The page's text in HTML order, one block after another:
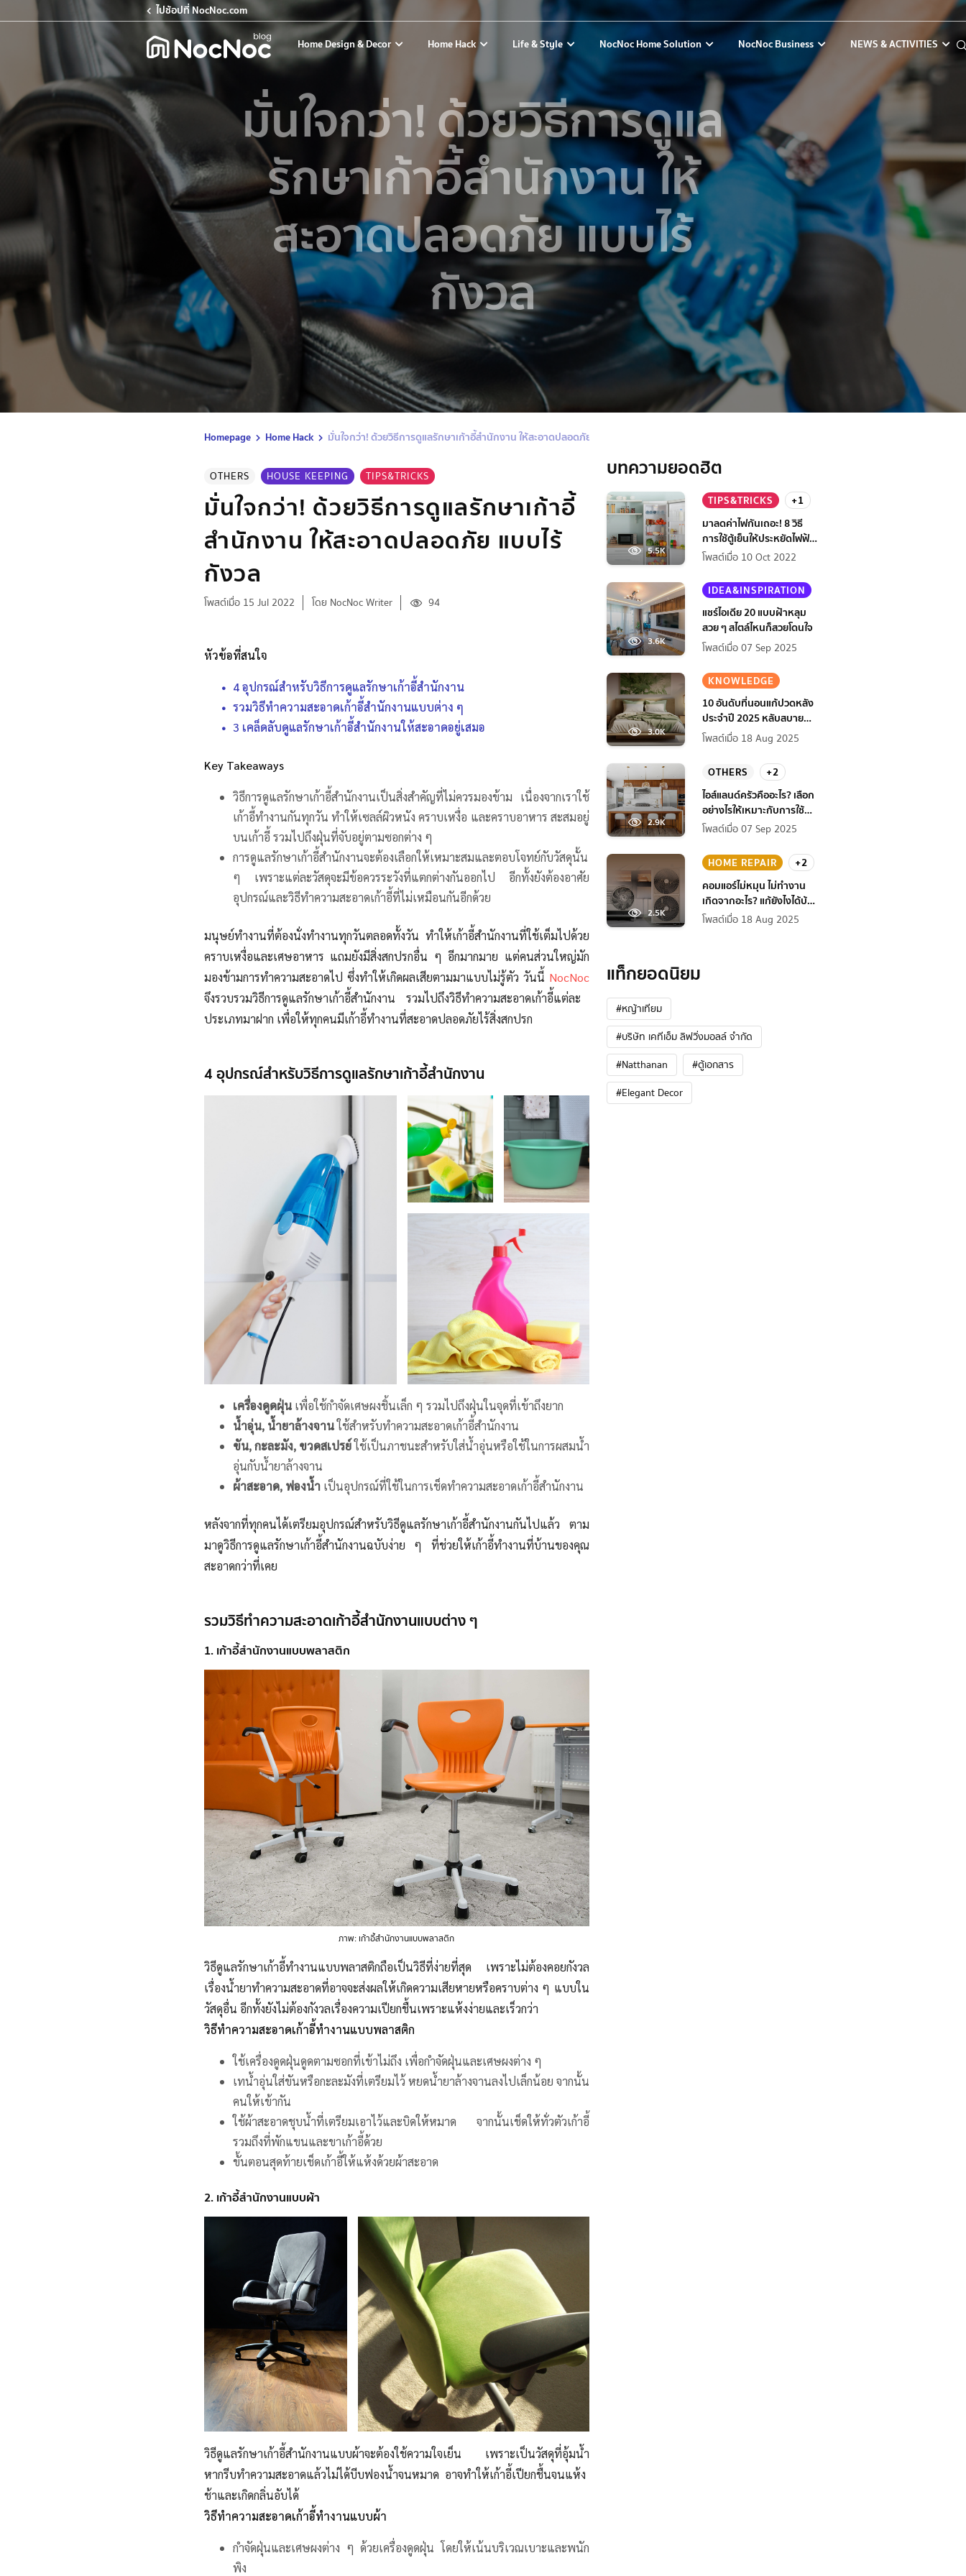
ไปช้อปที่ NocNoc.com
Home Design & Decor Home Hack Life & Style NocNoc Home Solution NocNoc Business NEWS & ACTIVITIES
มั่นใจกว่า! ด้วยวิธีการดูแล
รักษาเก้าอี้สำนักงาน ให้
สะอาดปลอดภัย แบบไร้
กังวล
Homepage Home Hack มั่นใจกว่า! ด้วยวิธีการดูแลรักษาเก้าอี้สำนักงาน ให้สะอาดปลอดภัย แบบไร้กังวล
OTHERS HOUSE KEEPING TIPS&TRICKS
มั่นใจกว่า! ด้วยวิธีการดูแลรักษาเก้าอี้
สำนักงาน ให้สะอาดปลอดภัย แบบไร้
กังวล
โพสต์เมื่อ 15 Jul 2022 โดย NocNoc Writer 94
หัวข้อที่สนใจ
4 อุปกรณ์สำหรับวิธีการดูแลรักษาเก้าอี้สำนักงาน
รวมวิธีทำความสะอาดเก้าอี้สำนักงานแบบต่าง ๆ
3 เคล็ดลับดูแลรักษาเก้าอี้สำนักงานให้สะอาดอยู่เสมอ
Key Takeaways
วิธีการดูแลรักษาเก้าอี้สำนักงานเป็นสิ่งสำคัญที่ไม่ควรมองข้าม เนื่องจากเราใช้
เก้าอี้ทำงานกันทุกวัน ทำให้เซลล์ผิวหนัง คราบเหงื่อ และคราบอาหาร สะสมอยู่
บนเก้าอี้ รวมไปถึงฝุ่นที่จับอยู่ตามซอกต่าง ๆ
การดูแลรักษาเก้าอี้สำนักงานจะต้องเลือกให้เหมาะสมและตอบโจทย์กับวัสดุนั้น
ๆ เพราะแต่ละวัสดุจะมีข้อควรระวังที่แตกต่างกันออกไป อีกทั้งยังต้องอาศัย
อุปกรณ์และวิธีทำความสะอาดเก้าอี้ที่ไม่เหมือนกันอีกด้วย
มนุษย์ทำงานที่ต้องนั่งทำงานทุกวันตลอดทั้งวัน ทำให้เก้าอี้สำนักงานที่ใช้เต็มไปด้วย
คราบเหงื่อและเศษอาหาร แถมยังมีสิ่งสกปรกอื่น ๆ อีกมากมาย แต่คนส่วนใหญ่มัก
มองข้ามการทำความสะอาดไป ซึ่งทำให้เกิดผลเสียตามมาแบบไม่รู้ตัว วันนี้ NocNoc
จึงรวบรวมวิธีการดูแลรักษาเก้าอี้สำนักงาน รวมไปถึงวิธีทำความสะอาดเก้าอี้แต่ละ
ประเภทมาฝาก เพื่อให้ทุกคนมีเก้าอี้ทำงานที่สะอาดปลอดภัยไร้สิ่งสกปรก
4 อุปกรณ์สำหรับวิธีการดูแลรักษาเก้าอี้สำนักงาน
เครื่องดูดฝุ่นเพื่อใช้กำจัดเศษผงชิ้นเล็ก ๆ รวมไปถึงฝุ่นในจุดที่เข้าถึงยาก
น้ำอุ่น, น้ำยาล้างจานใช้สำหรับทำความสะอาดเก้าอี้สำนักงาน
ขัน, กะละมัง, ขวดสเปรย์ใช้เป็นภาชนะสำหรับใส่น้ำอุ่นหรือใช้ในการผสมน้ำ
อุ่นกับน้ำยาล้างจาน
ผ้าสะอาด, ฟองน้ำ เป็นอุปกรณ์ที่ใช้ในการเช็ดทำความสะอาดเก้าอี้สำนักงาน
หลังจากที่ทุกคนได้เตรียมอุปกรณ์สำหรับวิธีดูแลรักษาเก้าอี้สำนักงานกันไปแล้ว ตาม
มาดูวิธีการดูแลรักษาเก้าอี้สำนักงานฉบับง่าย ๆ ที่ช่วยให้เก้าอี้ทำงานที่บ้านของคุณ
สะอาดกว่าที่เคย
รวมวิธีทำความสะอาดเก้าอี้สำนักงานแบบต่าง ๆ
1. เก้าอี้สำนักงานแบบพลาสติก
ภาพ: เก้าอี้สำนักงานแบบพลาสติก
วิธีดูแลรักษาเก้าอี้ทำงานแบบพลาสติกถือเป็นวิธีที่ง่ายที่สุด เพราะไม่ต้องคอยกังวล
เรื่องน้ำยาทำความสะอาดที่อาจจะส่งผลให้เกิดความเสียหายหรือคราบต่าง ๆ แบบใน
วัสดุอื่น อีกทั้งยังไม่ต้องกังวลเรื่องความเปียกชื้นเพราะแห้งง่ายและเร็วกว่า
วิธีทำความสะอาดเก้าอี้ทำงานแบบพลาสติก
ใช้เครื่องดูดฝุ่นดูดตามซอกที่เข้าไม่ถึง เพื่อกำจัดฝุ่นและเศษผงต่าง ๆ
เทน้ำอุ่นใส่ขันหรือกะละมังที่เตรียมไว้ หยดน้ำยาล้างจานลงไปเล็กน้อย จากนั้น
คนให้เข้ากัน
ใช้ผ้าสะอาดชุบน้ำที่เตรียมเอาไว้และบิดให้หมาด จากนั้นเช็ดให้ทั่วตัวเก้าอี้
รวมถึงที่พักแขนและขาเก้าอี้ด้วย
ขั้นตอนสุดท้ายเช็ดเก้าอี้ให้แห้งด้วยผ้าสะอาด
2. เก้าอี้สำนักงานแบบผ้า
วิธีดูแลรักษาเก้าอี้สำนักงานแบบผ้าจะต้องใช้ความใจเย็น เพราะเป็นวัสดุที่อุ้มน้ำ
หากรีบทำความสะอาดแล้วไม่ได้บีบฟองน้ำจนหมาด อาจทำให้เก้าอี้เปียกชื้นจนแห้ง
ช้าและเกิดกลิ่นอับได้
วิธีทำความสะอาดเก้าอี้ทำงานแบบผ้า
กำจัดฝุ่นและเศษผงต่าง ๆ ด้วยเครื่องดูดฝุ่น โดยให้เน้นบริเวณเบาะและพนัก
พิง
บทความยอดฮิต
5.5K
TIPS&TRICKS
+1
มาลดค่าไฟกันเถอะ! 8 วิธี
การใช้ตู้เย็นให้ประหยัดไฟฟ้า
กว่าเดิม
โพสต์เมื่อ 10 Oct 2022
3.6K
IDEA&INSPIRATION
แชร์ไอเดีย 20 แบบฝ้าหลุม
สวย ๆ สไตล์ไหนก็สวยโดนใจ
โพสต์เมื่อ 07 Sep 2025
3.0K
KNOWLEDGE
10 อันดับที่นอนแก้ปวดหลัง
ประจำปี 2025 หลับสบาย
สุขภาพดียิ่งกว่าเดิม
โพสต์เมื่อ 18 Aug 2025
2.9K
OTHERS
+2
ไอส์แลนด์ครัวคืออะไร? เลือก
อย่างไรให้เหมาะกับการใช้
งานที่บ้าน
โพสต์เมื่อ 07 Sep 2025
2.5K
HOME REPAIR
+2
คอมแอร์ไม่หมุน ไม่ทํางาน
เกิดจากอะไร? แก้ยังไงได้บ้าง
ก่อนแอร์พัง!
โพสต์เมื่อ 18 Aug 2025
แท็กยอดนิยม
#หญ้าเทียม
#บริษัท เคทีเอ็ม ลิฟวิ่งมอลล์ จำกัด
#Natthanan
#ตู้เอกสาร
#Elegant Decor